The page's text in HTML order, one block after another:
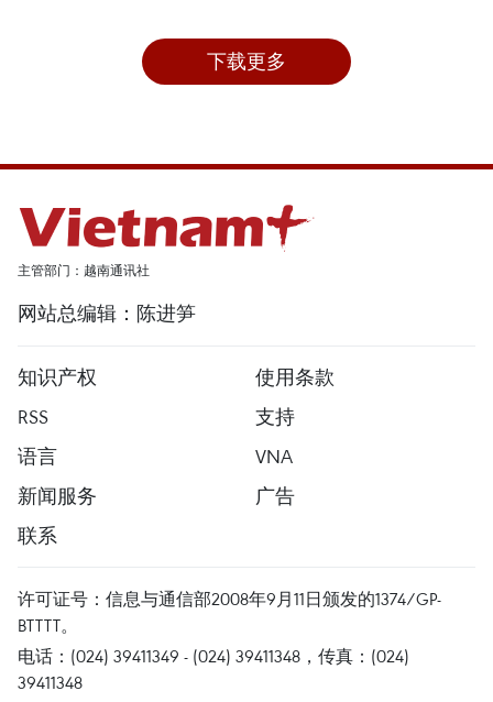
下载更多
主管部门：越南通讯社
网站总编辑：陈进笋
知识产权
使用条款
RSS
支持
语言
VNA
新闻服务
广告
联系
许可证号：信息与通信部2008年9月11日颁发的1374/GP-
BTTTT。
电话：(024) 39411349 - (024) 39411348，传真：(024)
39411348